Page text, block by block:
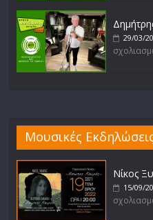
29/03/
Μουσικές
Νίκος
15/09/